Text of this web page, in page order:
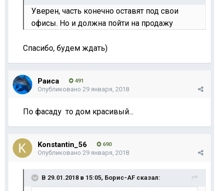
Уверен, часть конечно оставят под свои
офисы. Но и должна пойти на продажу
Спасибо, будем ждать)
Раиса 491
Опубликовано 29 января, 2018
По фасаду то дом красивый...
Konstantin_56 690
Опубликовано 29 января, 2018
В 29.01.2018 в 15:05, Борис-AF сказал: